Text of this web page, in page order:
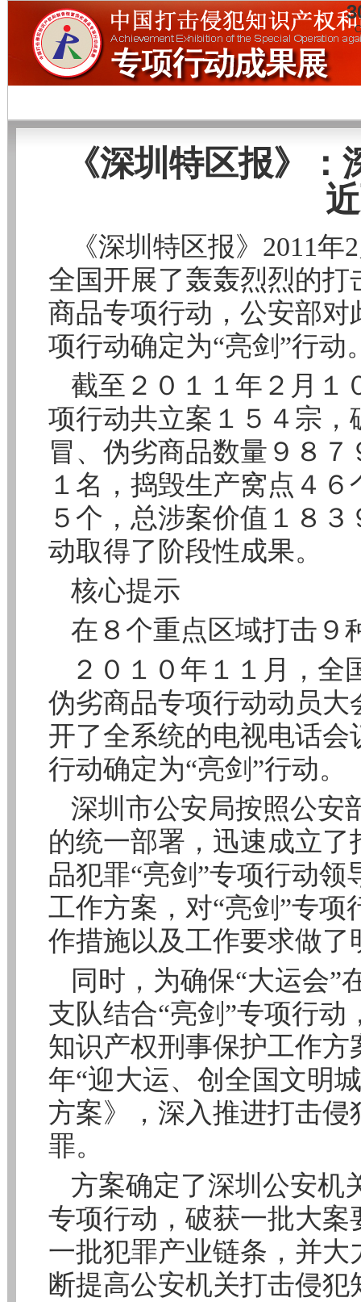
《深圳特区报》
《深圳特区报》 2011年
全国开展了轰轰烈烈的
商品专项行动，公安部
项行动确定为“亮剑”行动
截至２０１１年２月１
项行动共立案１５４宗
冒、伪劣商品数量９８
１名，捣毁生产窝点４
５个，总涉案价值１８
动取得了阶段性成果。
核心提示
在８个重点区域打击９
２０１０年１１月，全
伪劣商品专项行动动员
开了全系统的电视电话会
行动确定为“亮剑”行动。
深圳市公安局按照公安
的统一部署，迅速成立
品犯罪“亮剑”专项行动
工作方案，对“亮剑”专
作措施以及工作要求做了
同时，为确保“大运会”
支队结合“亮剑”专项行
知识产权刑事保护工作
年“迎大运、创全国文明
方案》，深入推进打击
罪。
方案确定了深圳公安机
专项行动，破获一批大
一批犯罪产业链条，并
断提高公安机关打击侵